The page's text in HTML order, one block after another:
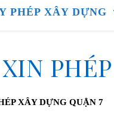
PHÉP XÂY DỰNG
XIN
XÂY DỰNG QUẬN 7